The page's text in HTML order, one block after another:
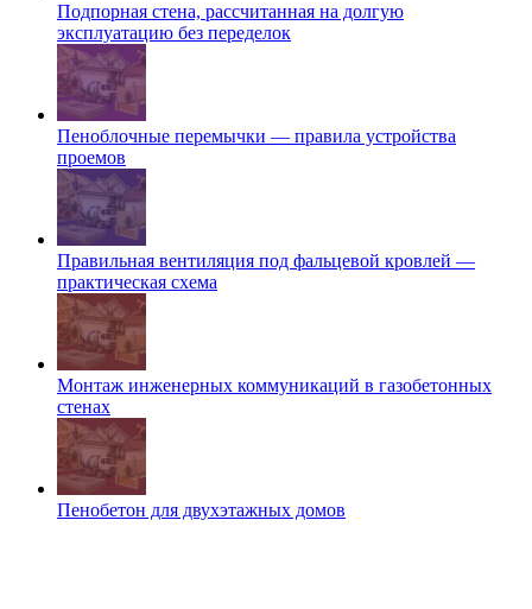
Подпорная стена, рассчитанная на долгую
эксплуатацию без переделок
Пеноблочные перемычки — правила устройства
проемов
Правильная вентиляция под фальцевой кровлей —
практическая схема
Монтаж инженерных коммуникаций в газобетонных
стенах
Пенобетон для двухэтажных домов